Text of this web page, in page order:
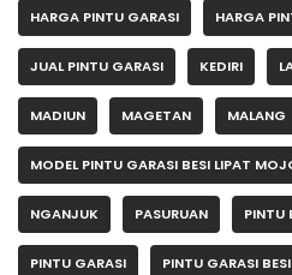
HARGA PINTU GARASI HARGA
JUAL PINTU GARASI KEDIRI
MADIUN MAGETAN MALANG
MODEL PINTU GARASI BESI LIPAT
NGANJUK PASURUAN PINTU
PINTU GARASI PINTU GARASI BESI